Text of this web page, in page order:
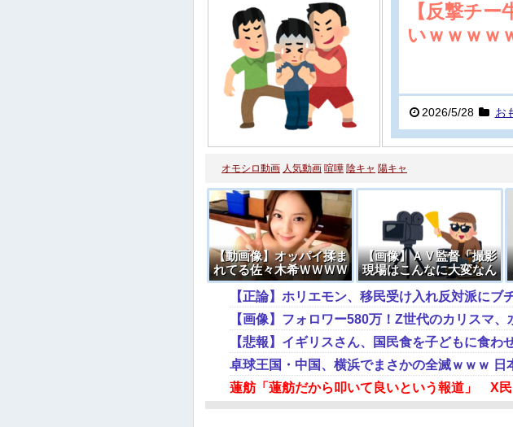
【反撃チ
いｗｗｗｗ
2026/5/28 お
オモシロ動画 人気動画 喧嘩 陰キャ 陽キャ
【動画像】オッパイ揉ま
れてる佐々木希ＷＷＷＷ
ＷＷＷＷＷ
【画像】ＡＶ監督「撮影
現場はこんなに大変なん
です。それでも無料で見
ますか？」
【正論】ホリエモン、移民受け入れ反対派に
【悲報】イギリスさん、国民食を子どもに食わ
卓球王国・中国、横浜でまさかの全滅ｗｗｗ 日